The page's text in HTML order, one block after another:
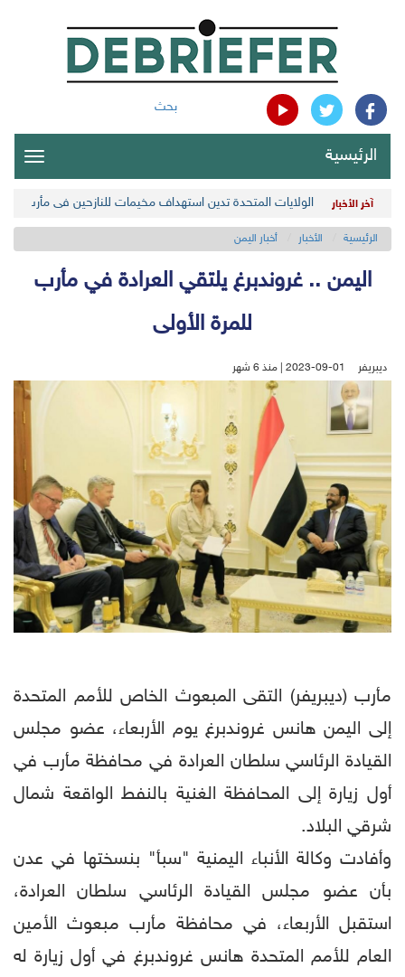
بحث
الرئيسية
آخر الأخبار الولايات المتحدة تدين استهداف مخيمات للنازحين في مأرب
الرئيسية الأخبار أخبار اليمن
اليمن .. غروندبرغ يلتقي العرادة في مأرب
للمرة الأولى
ديبريفر 2023-09-01 | منذ 6 شهر
مأرب (ديبريفر) التقى المبعوث الخاص للأمم المتحدة
إلى اليمن هانس غروندبرغ يوم الأربعاء، عضو مجلس
القيادة الرئاسي سلطان العرادة في محافظة مأرب في
أول زيارة إلى المحافظة الغنية بالنفط الواقعة شمال
شرقي البلاد.
وأفادت وكالة الأنباء اليمنية "سبأ" بنسختها في عدن
بأن عضو مجلس القيادة الرئاسي سلطان العرادة،
استقبل الأربعاء، في محافظة مأرب مبعوث الأمين
العام للأمم المتحدة هانس غروندبرغ في أول زيارة له